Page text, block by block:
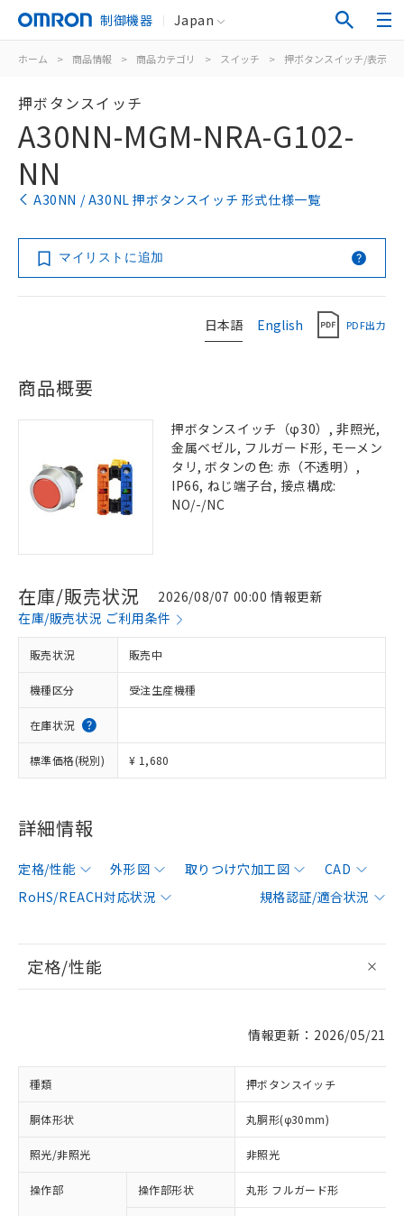
制御機器 Japan
ホーム > 商品情報 > 商品カテゴリ > スイッチ > 押ボタンスイッチ/表示灯
押ボタンスイッチ
A30NN-MGM-NRA-G102-
NN
A30NN / A30NL 押ボタンスイッチ 形式仕様一覧
マイリストに追加
日本語 English PDF出力
商品概要
押ボタンスイッチ（φ30）, 非照光,
金属ベゼル, フルガード形, モーメン
タリ, ボタンの色: 赤（不透明）,
IP66, ねじ端子台, 接点構成:
NO/-/NC
在庫/販売状況
2026/08/07 00:00 情報更新
在庫/販売状況 ご利用条件
販売状況 販売中
機種区分 受注生産機種
在庫状況
標準価格(税別) ¥ 1,680
詳細情報
定格/性能 外形図 取りつけ穴加工図
CAD
RoHS/REACH対応状況
規格認証/適合状況
定格/性能
情報更新：2026/05/21
種類 押ボタンスイッチ
胴体形状 丸胴形(φ30mm)
照光/非照光 非照光
操作部 操作部形状 丸形 フルガード形